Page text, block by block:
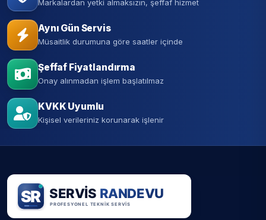
Markalardan yetki almaksızın, şeffaf hizmet
Aynı Gün Servis
Müsaitlik durumuna göre saatler içinde
Şeffaf Fiyatlandırma
Onay alınmadan işlem başlatılmaz
KVKK Uyumlu
Kişisel verileriniz korunarak işlenir